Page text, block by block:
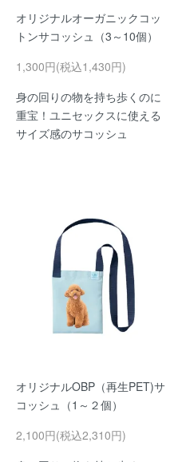
オリジナルオーガニックコッ
トンサコッシュ（3～10個）
1,300円(税込1,430円)
身の回りの物を持ち歩くのに
重宝！ユニセックスに使える
サイズ感のサコッシュ
オリジナルOBP（再生PET)サ
コッシュ（1～２個）
2,100円(税込2,310円)